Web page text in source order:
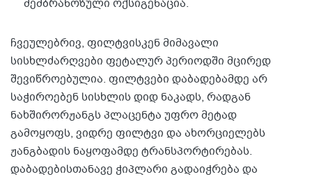
მემბრანოზული ოქსიგენაცია.
ჩვეულებრივ, ფილტვისკენ მიმავალი
სისხლძარღვები ფეტალურ პერიოდში მცირედ
შევიწროებულია. ფილტვები დაბადებამდე არ
საჭიროებენ სისხლის დიდ ნაკადს, რადგან
ნახშირორჟანგს პლაცენტა უფრო მეტად
გამოყოფს, ვიდრე ფილტვი და ახორციელებს
ჟანგბადის ნაყოფამდე ტრანსპორტირებას.
დაბადებისთანავე ჭიპლარი გადაიჭრება და